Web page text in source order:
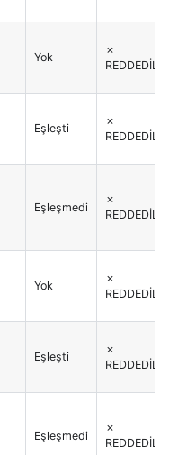
Yok
✗
REDDEDİLİR
Eşleşti
✗
REDDEDİLİR
Eşleşmedi
✗
REDDEDİLİR
Yok
✗
REDDEDİLİR
Eşleşti
✗
REDDEDİLİR
Eşleşmedi
✗
REDDEDİLİR